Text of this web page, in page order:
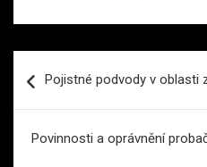
proPojistné podvody v oblasti
Povinnosti a oprávnění